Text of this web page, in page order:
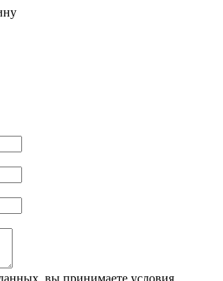
вы принимаете условия